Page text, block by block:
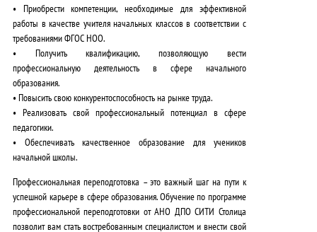
• Приобрести компетенции, необходимые для эффективной
работы в качестве учителя начальных классов в соответствии с
требованиями ФГОС НОО.
• Получить квалификацию, позволяющую вести
профессиональную деятельность в сфере начального
образования.
• Повысить свою конкурентоспособностьна рынке труда.
• Реализовать свой профессиональный потенциал в сфере
педагогики.
• Обеспечивать качественное образование для учеников
начальной школы.
Профессиональная переподготовка – это важный шаг на пути к
успешной карьере в сфере образования.Обучение по программе
профессиональной переподготовки от АНО ДПО СИТИ Столица
позволит вам стать востребованным специалистом и внести свой